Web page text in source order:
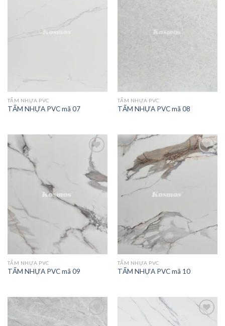
TẤM NHỰA PVC
TẤM NHỰA PVC mã 07
TẤM NHỰA PVC
TẤM NHỰA PVC mã 08
TẤM NHỰA PVC
TẤM NHỰA PVC mã 09
TẤM NHỰA PVC
TẤM NHỰA PVC mã 10